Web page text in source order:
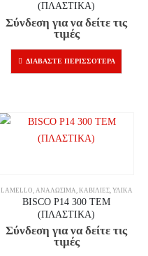
(ΠΛΑΣΤΙΚΑ)
Σύνδεση για να δείτε τις
τιμές
ΔΙΑΒΆΣΤΕ ΠΕΡΙΣΣΌΤΕΡΑ
LAMELLO ΑΝΑΛΏΣΙΜΑ ΚΑΒΊΛΙΕΣ, ΥΛΙΚΆ
BISCO P14 300 TEM
(ΠΛΑΣΤΙΚΑ)
Σύνδεση για να δείτε τις
τιμές